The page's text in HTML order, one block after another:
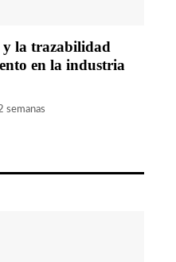
y la trazabilidad
en la industria
semanas